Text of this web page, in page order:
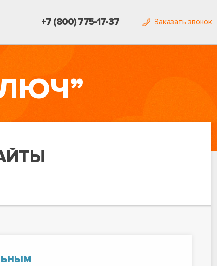
+7 (800) 775-17-37 Заказать звонок